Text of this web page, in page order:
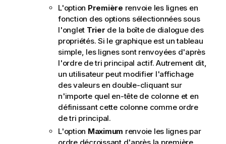
L'option Première renvoie les lignes en
fonction des options sélectionnées sous
l'onglet Trier de la boîte de dialogue des
propriétés. Si le graphique est un tableau
simple, les lignes sont renvoyées d'après
l'ordre de tri principal actif. Autrement dit,
un utilisateur peut modifier l'affichage
des valeurs en double-cliquant sur
n'importe quel en-tête de colonne et en
définissant cette colonne comme ordre
de tri principal.
L'option Maximum renvoie les lignes par